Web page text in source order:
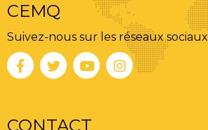
CEMQ
Suivez-nous sur les réseaux sociaux
CONTACT